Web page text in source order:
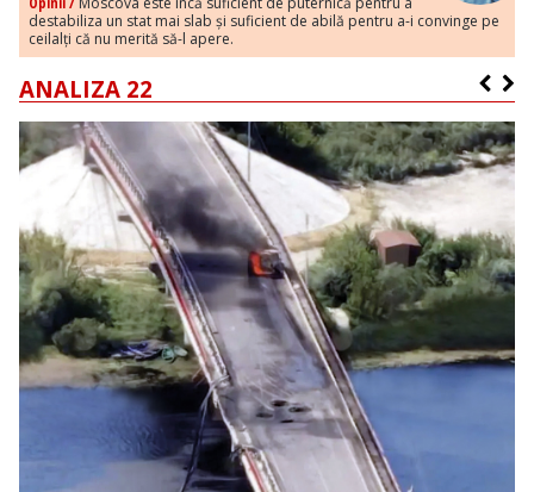
destabiliza un stat mai slab și suficient de abilă pentru a-i convinge pe
ceilalți că nu merită să-l apere.
ANALIZA 22